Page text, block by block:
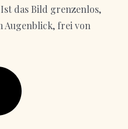
das Bild grenzenlos,
Augenblick, frei von